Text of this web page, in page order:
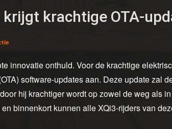
krijgt krachtige OTA-
innovatie onthuld. Voor de krachtige
software-updates aan. Deze update zal
hij krachtiger wordt op zowel de weg als
binnenkort kunnen alle XQi3-rijders van